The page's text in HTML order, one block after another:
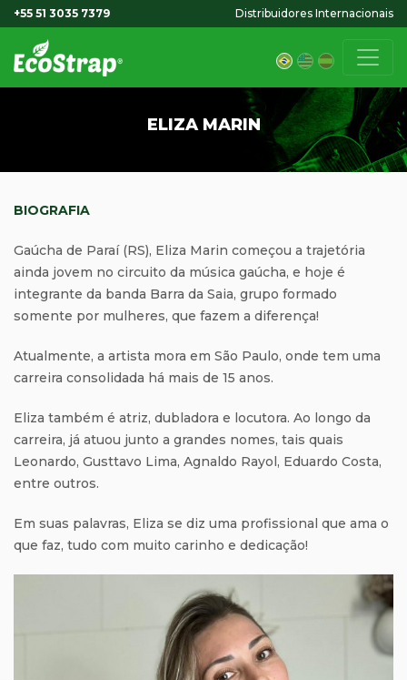
+55 51 3035 7379 Distribuidores Internacionais
ELIZA MARIN
BIOGRAFIA
Gaúcha de Paraí (RS), Eliza Marin começou a trajetória
ainda jovem no circuito da música gaúcha, e hoje é
integrante da banda Barra da Saia, grupo formado
somente por mulheres, que fazem a diferença!
Atualmente, a artista mora em São Paulo, onde tem uma
carreira consolidada há mais de 15 anos.
Eliza também é atriz, dubladora e locutora. Ao longo da
carreira, já atuou junto a grandes nomes, tais quais
Leonardo, Gusttavo Lima, Agnaldo Rayol, Eduardo Costa,
entre outros.
Em suas palavras, Eliza se diz uma profissional que ama o
que faz, tudo com muito carinho e dedicação!